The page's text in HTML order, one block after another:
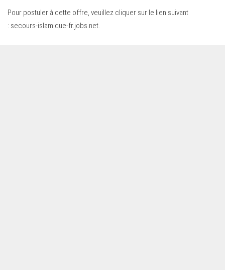
Pour postuler à cette offre, veuillez cliquer sur le lien suivant
: secours-islamique-fr.jobs.net.